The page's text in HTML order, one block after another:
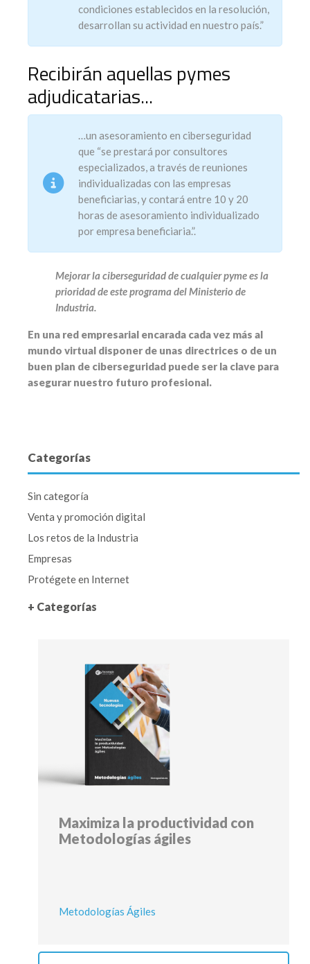
condiciones establecidos en la resolución,
desarrollan su actividad en nuestro país.”
Recibirán aquellas pymes
adjudicatarias...
…un asesoramiento en ciberseguridad
que “se prestará por consultores
especializados, a través de reuniones
individualizadas con las empresas
beneficiarias, y contará entre 10 y 20
horas de asesoramiento individualizado
por empresa beneficiaria.”.
Mejorar la ciberseguridad de cualquier pyme es la
prioridad de este programa del Ministerio de
Industria.
En una red empresarial encarada cada vez más al
mundo virtual disponer de unas directrices o de un
buen plan de ciberseguridad puede ser la clave para
asegurar nuestro futuro profesional.
Categorías
Sin categoría
Venta y promoción digital
Los retos de la Industria
Empresas
Protégete en Internet
+ Categorías
Maximiza la productividad con
Metodologías ágiles
Metodologías Ágiles